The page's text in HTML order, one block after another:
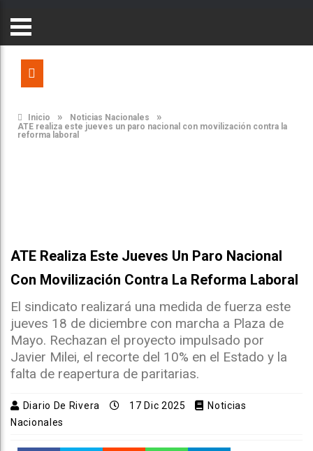
Inicio » Noticias Nacionales »
ATE realiza este jueves un paro nacional con movilización contra la
reforma laboral
ATE Realiza Este Jueves Un Paro Nacional
Con Movilización Contra La Reforma Laboral
El sindicato realizará una medida de fuerza este
jueves 18 de diciembre con marcha a Plaza de
Mayo. Rechazan el proyecto impulsado por
Javier Milei, el recorte del 10% en el Estado y la
falta de reapertura de paritarias.
Diario De Rivera 17 Dic 2025
Noticias
Nacionales